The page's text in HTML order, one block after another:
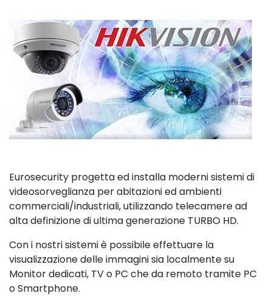
Eurosecurity progetta ed installa moderni sistemi di
videosorveglianza per abitazioni ed ambienti
commerciali/industriali, utilizzando telecamere ad
alta definizione di ultima generazione TURBO HD.
Con i nostri sistemi è possibile effettuare la
visualizzazione delle immagini sia localmente su
Monitor dedicati, TV o PC che da remoto tramite PC
o Smartphone.